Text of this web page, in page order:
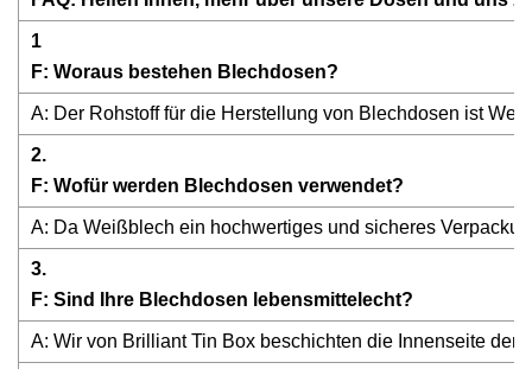
1
F: Woraus bestehen Blechdosen?
A: Der Rohstoff für die Herstellung von Blechdosen ist
2.
F: Wofür werden Blechdosen verwendet?
A: Da Weißblech ein hochwertiges und sicheres
3.
F: Sind Ihre Blechdosen lebensmittelecht?
A: Wir von Brilliant Tin Box beschichten die Innenseite der